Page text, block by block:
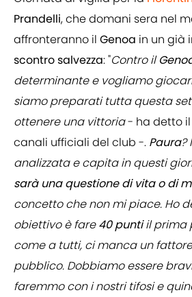
Prandelli, che domani sera nel
affronteranno il Genoa in un già
scontrosalvezza: "Contro il
determinante e vogliamo
siamo preparati tutta questa
ottenere una vittoria- ha detto
canali ufficiali del club -. Paura?
analizzata e capita in questi
sarà una questione di vita o di
concetto che non mi piace. Ho
obiettivo è fare40 puntiil prima
come a tutti, ci manca un
pubblico. Dobbiamo essere
faremmo con i nostri tifosi e